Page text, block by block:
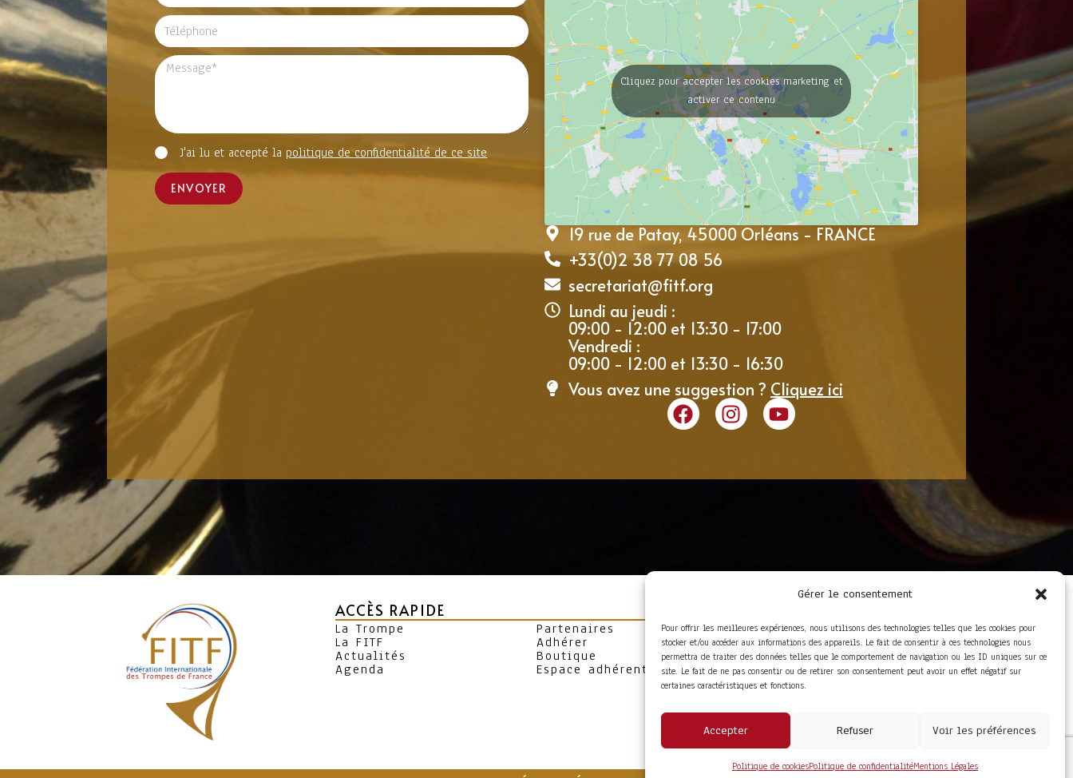
Gérer le consentement
Pour offrir les meilleures expériences, nous utilisons des technologies telles que les cookies pour
stocker et/ou accéder aux informations des appareils. Le fait de consentir à ces technologies nous
permettra de traiter des données telles que le comportement de navigation ou les ID uniques sur ce
site. Le fait de ne pas consentir ou de retirer son consentement peut avoir un effet négatif sur
certaines caractéristiques et fonctions.
Accepter Refuser Voir les préférences
Politique de cookiesPolitique de confidentialitéMentions Légales
J'ai lu et accepté la politique de confidentialité de ce site
ENVOYER
Cliquez pour accepter les cookies marketing et
activer ce contenu
19 rue de Patay, 45000 Orléans - FRANCE
+33(0)2 38 77 08 56
secretariat@fitf.org
Lundi au jeudi :
09:00 - 12:00 et 13:30 - 17:00
Vendredi :
09:00 - 12:00 et 13:30 - 16:30
Vous avez une suggestion ? Cliquez ici
ACCÈS RAPIDE
La Trompe
La FITF
Actualités
Agenda
Partenaires
Adhérer
Boutique
Espace adhérent
Foire aux questions
Conditions Générales de
Vente
Mentions Légales
Politique de